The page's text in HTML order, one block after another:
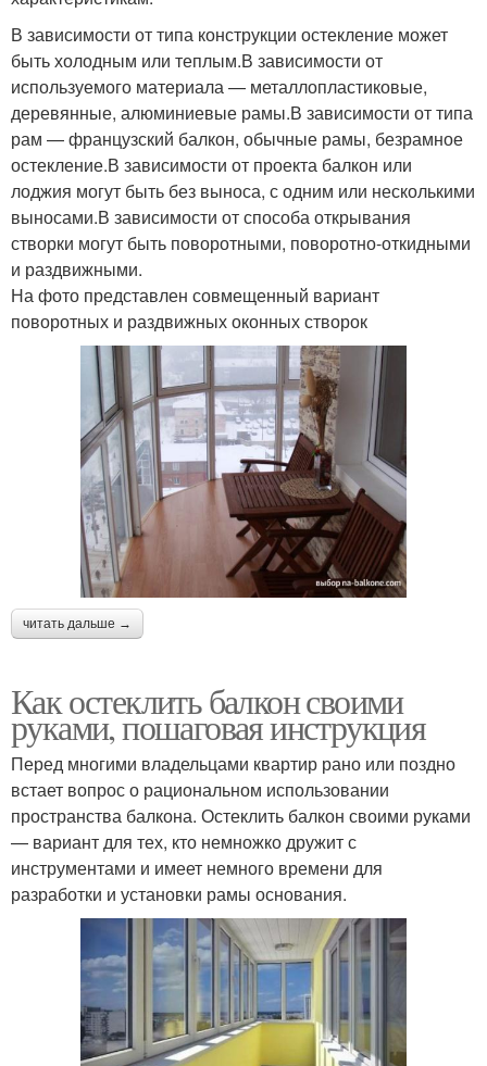
В зависимости от типа конструкции остекление может
быть холодным или теплым.В зависимости от
используемого материала — металлопластиковые,
деревянные, алюминиевые рамы.В зависимости от типа
рам — французский балкон, обычные рамы, безрамное
остекление.В зависимости от проекта балкон или
лоджия могут быть без выноса, с одним или несколькими
выносами.В зависимости от способа открывания
створки могут быть поворотными, поворотно-откидными
и раздвижными.
На фото представлен совмещенный вариант
поворотных и раздвижных оконных створок
читать дальше →
Как остеклить балкон своими
руками, пошаговая инструкция
Перед многими владельцами квартир рано или поздно
встает вопрос о рациональном использовании
пространства балкона. Остеклить балкон своими руками
— вариант для тех, кто немножко дружит с
инструментами и имеет немного времени для
разработки и установки рамы основания.